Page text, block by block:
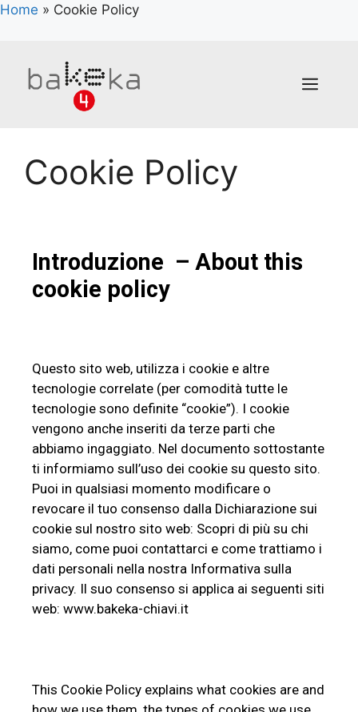
Home » Cookie Policy
Cookie Policy
Introduzione – About this
cookie policy
Questo sito web, utilizza i cookie e altre
tecnologie correlate (per comodità tutte le
tecnologie sono definite “cookie”). I cookie
vengono anche inseriti da terze parti che
abbiamo ingaggiato. Nel documento sottostante
ti informiamo sull’uso dei cookie su questo sito.
Puoi in qualsiasi momento modificare o
revocare il tuo consenso dalla Dichiarazione sui
cookie sul nostro sito web: Scopri di più su chi
siamo, come puoi contattarci e come trattiamo i
dati personali nella nostra Informativa sulla
privacy. Il suo consenso si applica ai seguenti siti
web: www.bakeka-chiavi.it
This Cookie Policy explains what cookies are and